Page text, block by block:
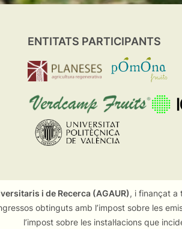
ENTITATS PARTICIPANTS
i de Recerca (AGAUR), i finançat a
obtinguts amb l’impost sobre les
l’impost sobre les instal·lacions que